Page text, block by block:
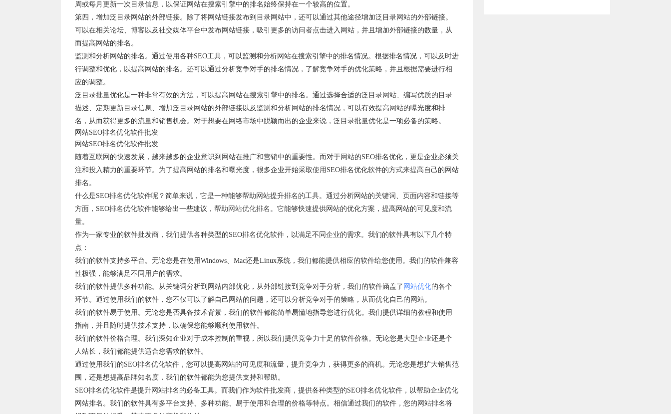
周或每月更新一次目录信息，以保证网站在搜索引擎中的排名始终保持在一个较高的位置。
第四，增加泛目录网站的外部链接。除了将网站链接发布到目录网站中，还可以通过其他途径增加泛目录网站的外部链接。
可以在相关论坛、博客以及社交媒体平台中发布网站链接，吸引更多的访问者点击进入网站，并且增加外部链接的数量，从
而提高网站的排名。
监测和分析网站的排名。通过使用各种SEO工具，可以监测和分析网站在搜索引擎中的排名情况。根据排名情况，可以及时进
行调整和优化，以提高网站的排名。还可以通过分析竞争对手的排名情况，了解竞争对手的优化策略，并且根据需要进行相
应的调整。
泛目录批量优化是一种非常有效的方法，可以提高网站在搜索引擎中的排名。通过选择合适的泛目录网站、编写优质的目录
描述、定期更新目录信息、增加泛目录网站的外部链接以及监测和分析网站的排名情况，可以有效提高网站的曝光度和排
名，从而获得更多的流量和销售机会。对于想要在网络市场中脱颖而出的企业来说，泛目录批量优化是一项必备的策略。
网站SEO排名优化软件批发
网站SEO排名优化软件批发
随着互联网的快速发展，越来越多的企业意识到网站在推广和营销中的重要性。而对于网站的SEO排名优化，更是企业必须关
注和投入精力的重要环节。为了提高网站的排名和曝光度，很多企业开始采取使用SEO排名优化软件的方式来提高自己的网站
排名。
什么是SEO排名优化软件呢？简单来说，它是一种能够帮助网站提升排名的工具。通过分析网站的关键词、页面内容和链接等
方面，SEO排名优化软件能够给出一些建议，帮助 网站优化排名。它能够快速提供网站的优化方案，提高网站的可见度和流
量。
作为一家专业的软件批发商，我们提供各种类型的SEO排名优化软件，以满足不同企业的需求。我们的软件具有以下几个特
点：
我们的软件支持多平台。无论您是在使用Windows、Mac还是Linux系统，我们都能提供相应的软件给您使用。我们的软件兼容
性极强，能够满足不同用户的需求。
我们的软件提供多种功能。从关键词分析到网站内部优化，从外部链接到竞争对手分析，我们的软件涵盖了 网站优化的各个
环节。通过使用我们的软件，您不仅可以了解自己网站的问题，还可以分析竞争对手的策略，从而优化自己的网站。
我们的软件易于使用。无论您是否具备技术背景，我们的软件都能简单易懂地指导您进行优化。我们提供详细的教程和使用
指南，并且随时提供技术支持，以确保您能够顺利使用软件。
我们的软件价格合理。我们深知企业对于成本控制的重视，所以我们提供竞争力十足的软件价格。无论您是大型企业还是个
人站长，我们都能提供适合您需求的软件。
通过使用我们的SEO排名优化软件，您可以提高网站的可见度和流量，提升竞争力，获得更多的商机。无论您是想扩大销售范
围，还是想提高品牌知名度，我们的软件都能为您提供支持和帮助。
SEO排名优化软件是提升网站排名的必备工具。而我们作为软件批发商，提供各种类型的SEO排名优化软件，以帮助企业优化
网站排名。我们的软件具有多平台支持、多种功能、易于使用和合理的价格等特点。相信通过我们的软件，您的网站排名将